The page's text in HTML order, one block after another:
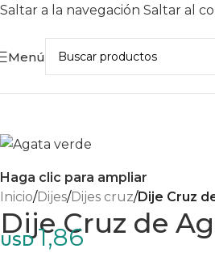
Saltar a la navegación Saltar al
Menú
Haga clic para ampliar
Inicio/Dijes/Dijes cruz/Dije Cruz
Dije Cruz de
USD 1,86